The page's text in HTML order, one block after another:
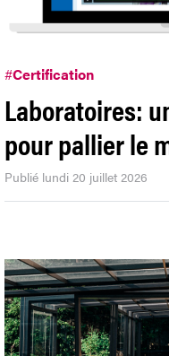
#Certification
Laboratoires:
pour pallier le
Publié lundi 20 juillet 2026